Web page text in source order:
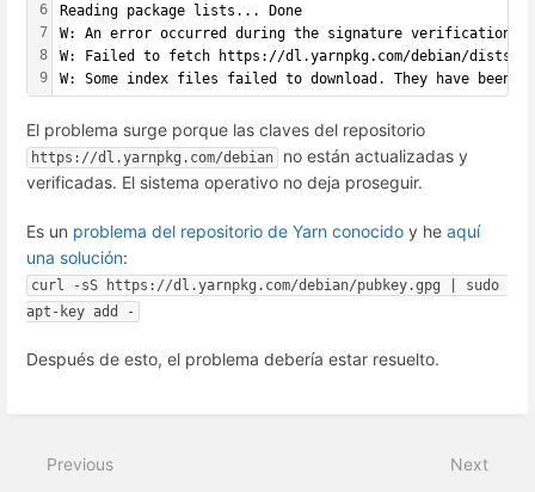
6
7
8
9
Reading package lists... Done
W: An error occurred during the signature verification.
W: Failed to fetch https://dl.yarnpkg.com/debian/dists/
W: Some index files failed to download. They have been
El problema surge porque las claves del repositorio
https://dl.yarnpkg.com/debian
no están actualizadas y
verificadas. El sistema operativo no deja proseguir.
Es un problema del repositorio de Yarn conocido y he aquí
una solución:
curl -sS https://dl.yarnpkg.com/debian/pubkey.gpg | sudo
apt-key add -
Después de esto, el problema debería estar resuelto.
Previous Next